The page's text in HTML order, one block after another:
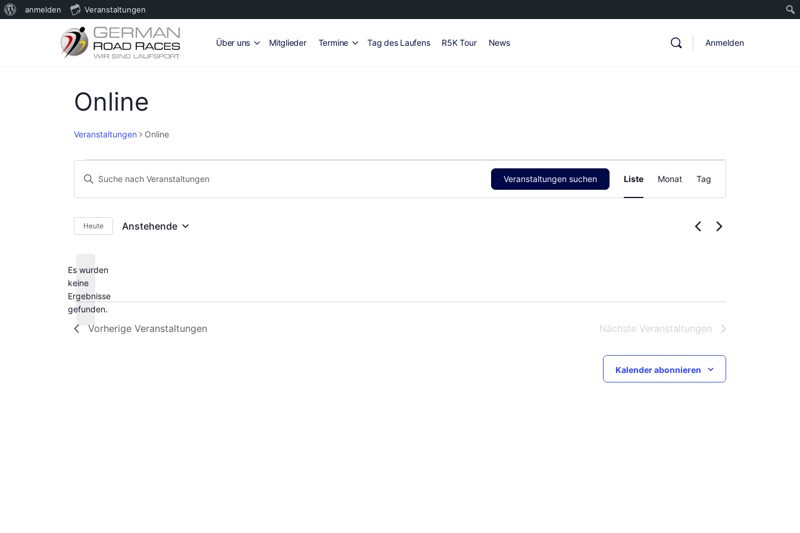
Über
anmelden Veranstaltungen
Über uns Mitglieder Termine Tag des Laufens R5K Tour News Anmelden
Online
Veranstaltungen Online
Hinweis
Es wurden
keine
Ergebnisse
gefunden.
Suche
Ansichten,
Bitte
Suche
Schlüsselwort.
Veranstaltungen suchen
Ansichten-
Navigation
Liste Monat Tag
Heute
Anstehende
Vorherige Veranstaltungen Nächste Veranstaltungen
Kalender abonnieren